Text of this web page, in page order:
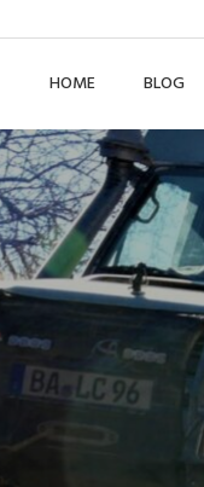
HOME BLOG